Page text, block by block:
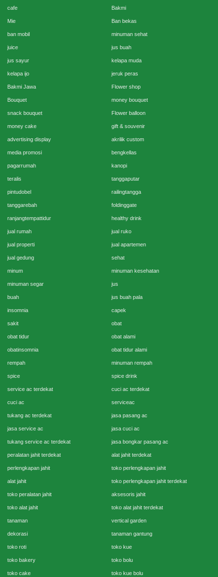
cafe Bakmi
Mie Ban bekas
ban mobil minuman sehat
juice jus buah
jus sayur kelapa muda
kelapa ijo jeruk peras
Bakmi Jawa Flower shop
Bouquet money bouquet
snack bouquet Flower balloon
money cake gift & souvenir
advertising display akrilik custom
media promosi bengkellas
pagarrumah kanopi
teralis tanggaputar
pintudobel railingtangga
tanggarebah foldinggate
ranjangtempattidur healthy drink
jual rumah jual ruko
jual properti jual apartemen
jual gedung sehat
minum minuman kesehatan
minuman segar jus
buah jus buah pala
insomnia capek
sakit obat
obat tidur obat alami
obatinsomnia obat tidur alami
rempah minuman rempah
spice spice drink
service ac terdekat cuci ac terdekat
cuci ac serviceac
tukang ac terdekat jasa pasang ac
jasa service ac jasa cuci ac
tukang service ac terdekat jasa bongkar pasang ac
peralatan jahit terdekat alat jahit terdekat
perlengkapan jahit toko perlengkapan jahit
alat jahit toko perlengkapan jahit terdekat
toko peralatan jahit aksesoris jahit
toko alat jahit toko alat jahit terdekat
tanaman vertical garden
dekorasi tanaman gantung
toko roti toko kue
toko bakery toko bolu
toko cake toko kue bolu